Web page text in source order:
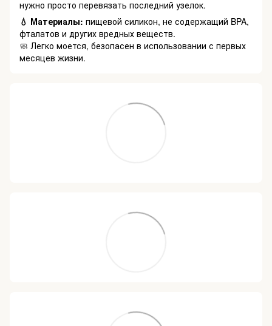
нужно просто перевязать последний узелок.
💧 Материалы: пищевой силикон, не содержащий BPA,
фталатов и других вредных веществ.
🧼 Легко моется, безопасен в использовании с первых
месяцев жизни.